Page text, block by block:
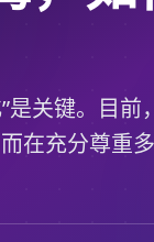
是关键。目
在充分尊重